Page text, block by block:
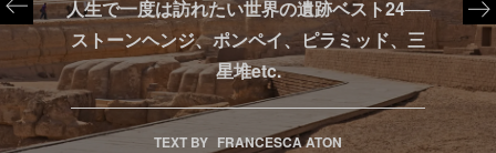
人生で一度は訪れたい世界の遺跡ベスト24──
ストーンヘンジ、ポンペイ、ピラミッド、三
星堆etc.
TEXT BY FRANCESCA ATON